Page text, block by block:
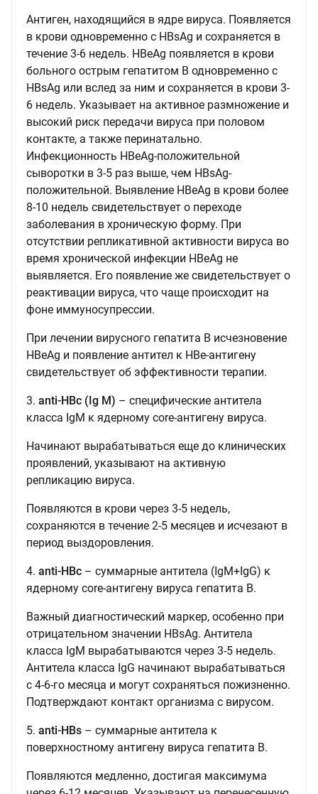
Антиген, находящийся в ядре вируса. Появляется
в крови одновременно с HBsAg и сохраняется в
течение 3-6 недель. HBeAg появляется в крови
больного острым гепатитом В одновременно с
HBsAg или вслед за ним и сохраняется в крови 3-
6 недель. Указывает на активное размножение и
высокий риск передачи вируса при половом
контакте, а также перинатально.
Инфекционность HBeAg-положительной
сыворотки в 3-5 раз выше, чем HBsAg-
положительной. Выявление HBeAg в крови более
8-10 недель свидетельствует о переходе
заболевания в хроническую форму. При
отсутствии репликативной активности вируса во
время хронической инфекции HBeAg не
выявляется. Его появление же свидетельствует о
реактивации вируса, что чаще происходит на
фоне иммуносупрессии.
При лечении вирусного гепатита В исчезновение
HBeAg и появление антител к HBe-антигену
свидетельствует об эффективности терапии.
3. anti-HBc (Ig M) – специфические антитела
класса IgМ к ядерному core-антигену вируса.
Начинают вырабатываться еще до клинических
проявлений, указывают на активную
репликацию вируса.
Появляются в крови через 3-5 недель,
сохраняются в течение 2-5 месяцев и исчезают в
период выздоровления.
4. anti-HBc – суммарные антитела (IgM+IgG) к
ядерному core-антигену вируса гепатита В.
Важный диагностический маркер, особенно при
отрицательном значении HBsAg. Антитела
класса IgM вырабатываются через 3-5 недель.
Антитела класса IgG начинают вырабатываться
с 4-6-го месяца и могут сохраняться пожизненно.
Подтверждают контакт организма с вирусом.
5. anti-HBs – суммарные антитела к
поверхностному антигену вируса гепатита В.
Появляются медленно, достигая максимума